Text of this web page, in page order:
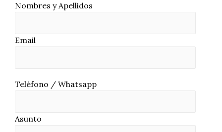
Nombres y Apellidos
Email
Teléfono / Whatsapp
Asunto